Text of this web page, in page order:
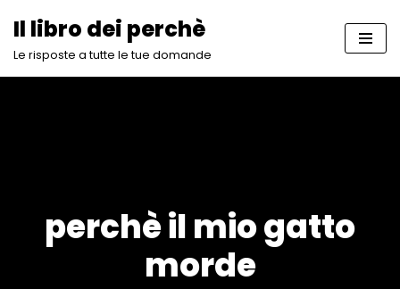
Vai
Il libro dei perchè
Le risposte a tutte le tue domande
perchè il mio gatto
morde